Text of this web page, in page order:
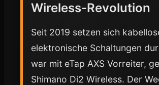
Wireless-Revolution
Seit 2019 setzen sich
elektronische Schaltungen
war mit eTap AXS Vorreiter,
Shimano Di2 Wireless. Der